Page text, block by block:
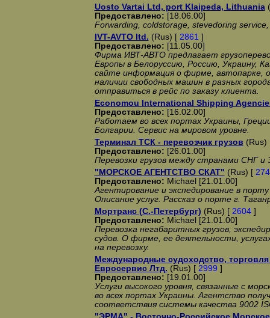
Uosto Vartai Ltd, port Klaipeda, Lithuania
Предоставлено: [18.06.00]
Forwarding, coldstorage, stevedoring
IVT-AVTO ltd. (Rus) [ 2861 ]
Предоставлено: [11.05.00]
Фирма ИВТ-АВТО предлагает
Европы в Белоруссию, Россию, Украину,
сайте информация о фирме, автопарке,
наличии свободных машин в разных
отправиться в рейс по заказу клиента.
Economou International Shipping
Предоставлено: [16.02.00]
Работаем во всех портах Украины,
Болгарии. Сервис на мировом уровне.
Терминал ТСК - перевозчик грузов
Предоставлено: [26.01.00]
Перевозки грузов между странами СНГ и
"МОРСКОЕ АГЕНТСТВО СКАТ" (Rus) [
Предоставлено: Michael [21.01.00]
Агентирование и экспедирование в
Описание услуг. Рассказ о порте г.
Мортранс (С.-Петербург) (Rus) [ 2604]
Предоставлено: Michael [21.01.00]
Перевозка негабаритных грузов,
судов. О фирме, ее деятельности,
на перевозку.
Международные судоходство, торговля
Евросервис Лтд. (Rus) [ 2999 ]
Предоставлено: [19.01.00]
Услуги высокого уровня, связанные с
во всех портах Украины. Агентство
соответствия системы качества 9002